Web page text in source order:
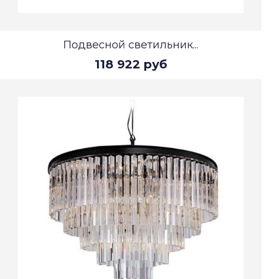
Подвесной светильник...
118 922 руб